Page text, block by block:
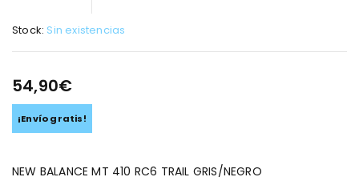
Stock: Sin existencias
54,90€
¡Envío gratis!
NEW BALANCE MT 410 RC6 TRAIL GRIS/NEGRO